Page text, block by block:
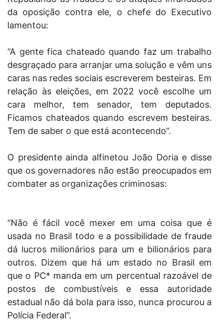
da oposição contra ele, o chefe do Executivo
lamentou:
“A gente fica chateado quando faz um trabalho
desgraçado para arranjar uma solução e vêm uns
caras nas redes sociais escreverem besteiras. Em
relação às eleições, em 2022 você escolhe um
cara melhor, tem senador, tem deputados.
Ficamos chateados quando escrevem besteiras.
Tem de saber o que está acontecendo”.
O presidente ainda alfinetou João Doria e disse
que os governadores não estão preocupados em
combater as organizações criminosas:
“Não é fácil você mexer em uma coisa que é
usada no Brasil todo e a possibilidade de fraude
dá lucros milionários para um e bilionários para
outros. Dizem que há um estado no Brasil em
que o PC* manda em um percentual razoável de
postos de combustíveis e essa autoridade
estadual não dá bola para isso, nunca procurou a
Polícia Federal”.